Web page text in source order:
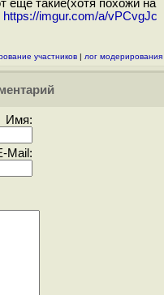
еще такие(хотя похожи на
https://imgur.com/a/vPCvgJc
участников | лог модерирования
Имя:
Mail: